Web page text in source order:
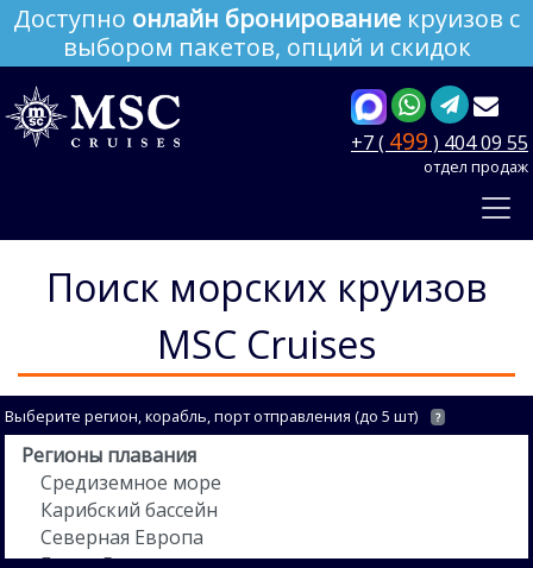
Доступно онлайн бронирование круизов с
выбором пакетов, опций и скидок
+7 ( 499 ) 404 09 55
отдел продаж
Поиск морских круизов
MSC Cruises
Выберите регион, корабль, порт отправления (до 5 шт) ?